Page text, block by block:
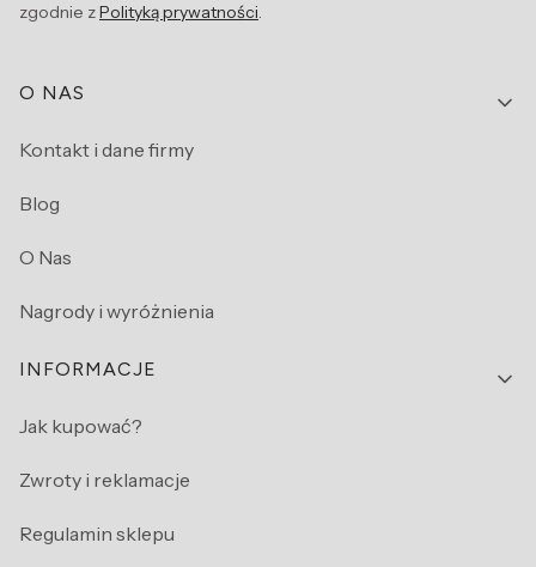
zgodnie zPolityką prywatności.
Linki w stopce
O NAS
Kontakt i dane firmy
Blog
O Nas
Nagrody i wyróżnienia
INFORMACJE
Jak kupować?
Zwroty i reklamacje
Regulamin sklepu